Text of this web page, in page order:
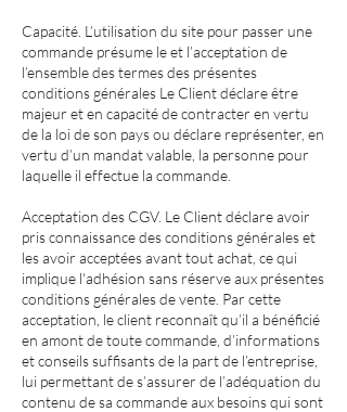
Capacité. L’utilisation du site pour passer une
commande présume le et l’acceptation de
l’ensemble des termes des présentes
conditions générales Le Client déclare être
majeur et en capacité de contracter en vertu
de la loi de son pays ou déclare représenter, en
vertu d’un mandat valable, la personne pour
laquelle il effectue la commande.
Acceptation des CGV. Le Client déclare avoir
pris connaissance des conditions générales et
les avoir acceptées avant tout achat, ce qui
implique l'adhésion sans réserve aux présentes
conditions générales de vente. Par cette
acceptation, le client reconnaît qu’il a bénéficié
en amont de toute commande, d’informations
et conseils suffisants de la part de l’entreprise,
lui permettant de s’assurer de l’adéquation du
contenu de sa commande aux besoins qui sont